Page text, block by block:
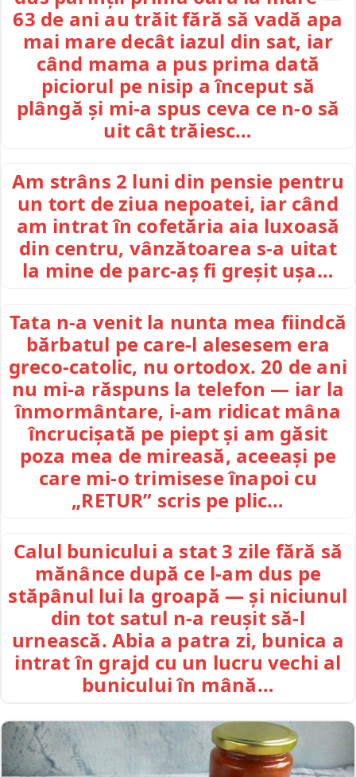
63 de ani au trăit fără să vadă apa
mai mare decât iazul din sat, iar
când mama a pus prima dată
piciorul pe nisip a început să
plângă și mi-a spus ceva ce n-o să
uit cât trăiesc…
Am strâns 2 luni din pensie pentru
un tort de ziua nepoatei, iar când
am intrat în cofetăria aia luxoasă
din centru, vânzătoarea s-a uitat
la mine de parc-aș fi greșit ușa…
Tata n-a venit la nunta mea fiindcă
bărbatul pe care-l alesesem era
greco-catolic, nu ortodox. 20 de ani
nu mi-a răspuns la telefon — iar la
înmormântare, i-am ridicat mâna
încrucișată pe piept și am găsit
poza mea de mireasă, aceeași pe
care mi-o trimisese înapoi cu
„RETUR” scris pe plic…
Calul bunicului a stat 3 zile fără să
mănânce după ce l-am dus pe
stăpânul lui la groapă — și niciunul
din tot satul n-a reușit să-l
urnească. Abia a patra zi, bunica a
intrat în grajd cu un lucru vechi al
bunicului în mână…